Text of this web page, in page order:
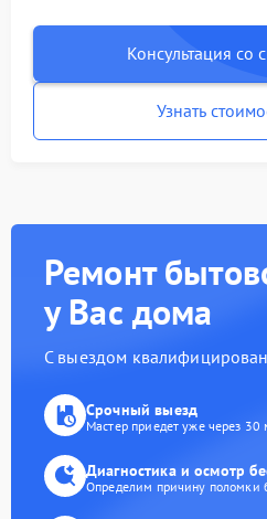
Консультация со
Узнать
Ремонт
у Вас дома
С выездом
Срочный выезд
Мастер приедет уже через 30
Диагностика и осмотр
Определим причину поломки